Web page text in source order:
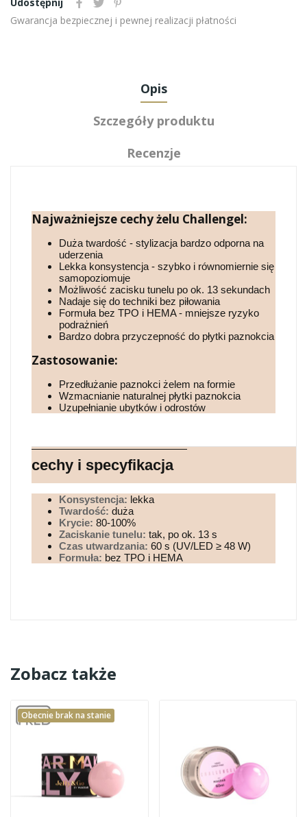
Gwarancja bezpiecznej i pewnej realizacji płatności
Opis
Szczegóły produktu
Recenzje
Najważniejsze cechy żelu Challengel:
Duża twardość - stylizacja bardzo odporna na
uderzenia
Lekka konsystencja - szybko i równomiernie się
samopoziomuje
Możliwość zacisku tunelu po ok. 13 sekundach
Nadaje się do techniki bez piłowania
Formuła bez TPO i HEMA - mniejsze ryzyko
podrażnień
Bardzo dobra przyczepność do płytki paznokcia
Zastosowanie:
Przedłużanie paznokci żelem na formie
Wzmacnianie naturalnej płytki paznokcia
Uzupełnianie ubytków i odrostów
cechy i specyfikacja
Konsystencja: lekka
Twardość: duża
Krycie: 80-100%
Zaciskanie tunelu: tak, po ok. 13 s
Czas utwardzania: 60 s (UV/LED ≥ 48 W)
Formuła: bez TPO i HEMA
Zobacz także
Obecnie brak na stanie